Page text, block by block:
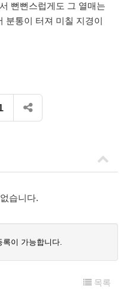
뻔뻔스럽게도 그 열매는
분통이 터져 미칠 지경이
습니다.
록이 가능합니다.
목록